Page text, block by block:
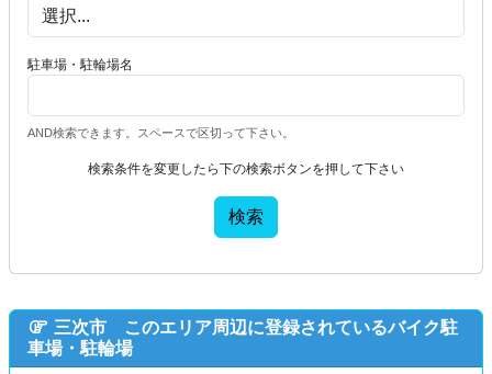
駐車場・駐輪場名
AND検索できます。スペースで区切って下さい。
検索条件を変更したら下の検索ボタンを押して下さい
検索
三次市 このエリア周辺に登録されているバイク駐
車場・駐輪場